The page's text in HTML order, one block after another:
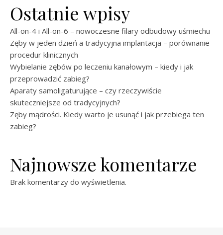
Ostatnie wpisy
All-on-4 i All-on-6 – nowoczesne filary odbudowy uśmiechu
Zęby w jeden dzień a tradycyjna implantacja – porównanie
procedur klinicznych
Wybielanie zębów po leczeniu kanałowym – kiedy i jak
przeprowadzić zabieg?
Aparaty samoligaturujące – czy rzeczywiście
skuteczniejsze od tradycyjnych?
Zęby mądrości. Kiedy warto je usunąć i jak przebiega ten
zabieg?
Najnowsze komentarze
Brak komentarzy do wyświetlenia.